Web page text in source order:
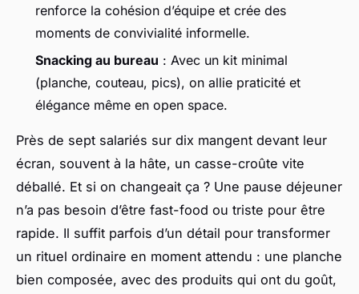
renforce la cohésion d’équipe et crée des
moments de convivialité informelle.
Snacking au bureau : Avec un kit minimal
(planche, couteau, pics), on allie praticité et
élégance même en open space.
Près de sept salariés sur dix mangent devant leur
écran, souvent à la hâte, un casse-croûte vite
déballé. Et si on changeait ça ? Une pause déjeuner
n’a pas besoin d’être fast-food ou triste pour être
rapide. Il suffit parfois d’un détail pour transformer
un rituel ordinaire en moment attendu : une planche
bien composée, avec des produits qui ont du goût,